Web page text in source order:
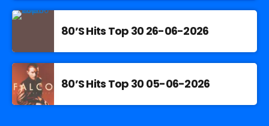
80’S Hits Top 30 26-06-2026
80’S Hits Top 30 05-06-2026